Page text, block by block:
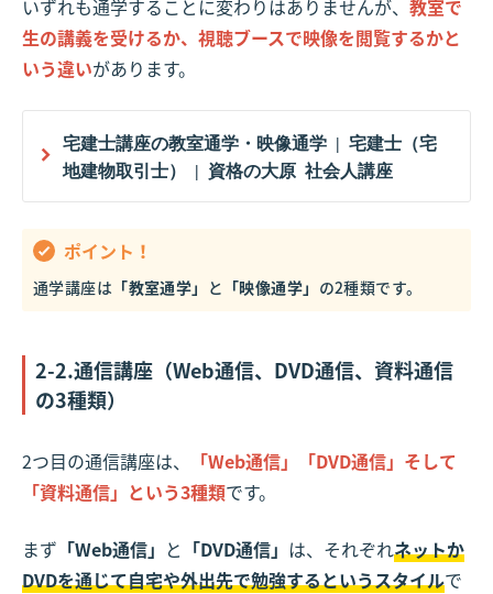
いずれも通学することに変わりはありませんが、 教室で
生の講義を受けるか、視聴ブースで映像を閲覧するかと
いう違いがあります。
宅建士講座の教室通学・映像通学 | 宅建士（宅
地建物取引士） | 資格の大原 社会人講座
ポイント！
通学講座は 「教室通学」 と 「映像通学」 の2種類です。
2-2.通信講座（Web通信、DVD通信、資料通信
の3種類）
2つ目の通信講座は、
「Web通信」「DVD通信」そして
「資料通信」という3種類です。
まず 「Web通信」 と 「DVD通信」 は、それぞれネットか
DVDを通じて自宅や外出先で勉強するというスタイルで